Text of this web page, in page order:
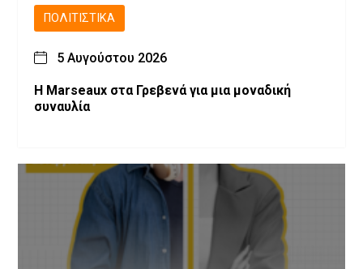
ΠΟΛΙΤΙΣΤΙΚΆ
5 Αυγούστου 2026
Η Marseaux στα Γρεβενά για μια μοναδική
συναυλία